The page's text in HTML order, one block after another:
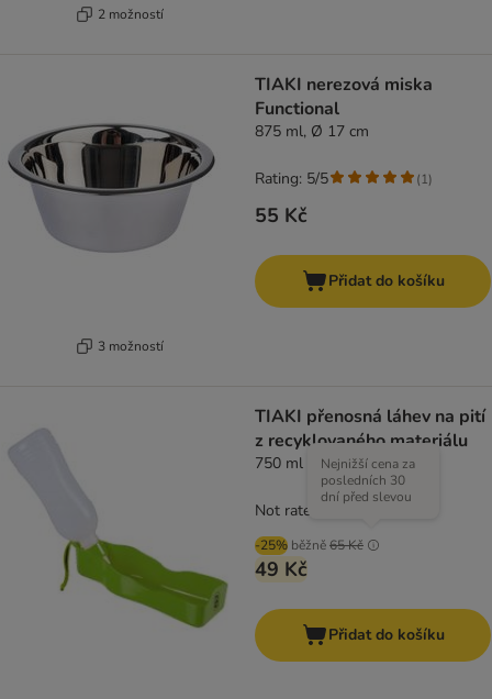
2 možností
3 možností
TIAKI nerezová miska
Functional
875 ml, Ø 17 cm
55 Kč
Rating: 5/5 (1)
Přidat do košíku
TIAKI přenosná láhev na pití
z recyklovaného materiálu
750 ml
-25% běžně65 Kč
Nejnižší cena za
posledních 30
dní před slevou
49 Kč
Not rated
Přidat do košíku